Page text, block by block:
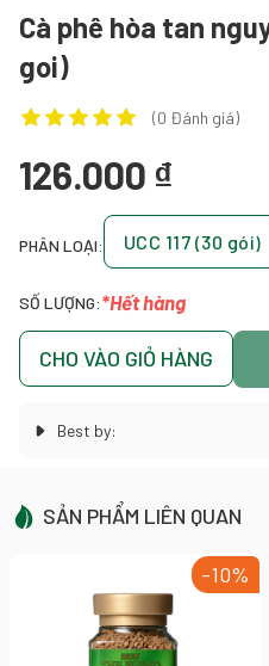
Cà phê hòa tan
goi)
(0 Đánh giá)
126.000 ₫
PHÂN LOẠI: UCC 117 (30 gói)
SỐ LƯỢNG:*Hết hàng
CHO VÀO GIỎ HÀNG
Best by:
SẢN PHẨM LIÊN QUAN
-10%